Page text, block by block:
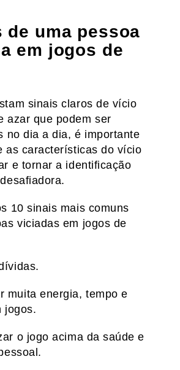
de uma pessoa
em jogos de
sinais claros de vício
azar que podem ser
no dia a dia, é importante
as características do vício
e tornar a identificação
10 sinais mais comuns
viciadas em jogos de
muita energia, tempo e
jogos.
o jogo acima da saúde e